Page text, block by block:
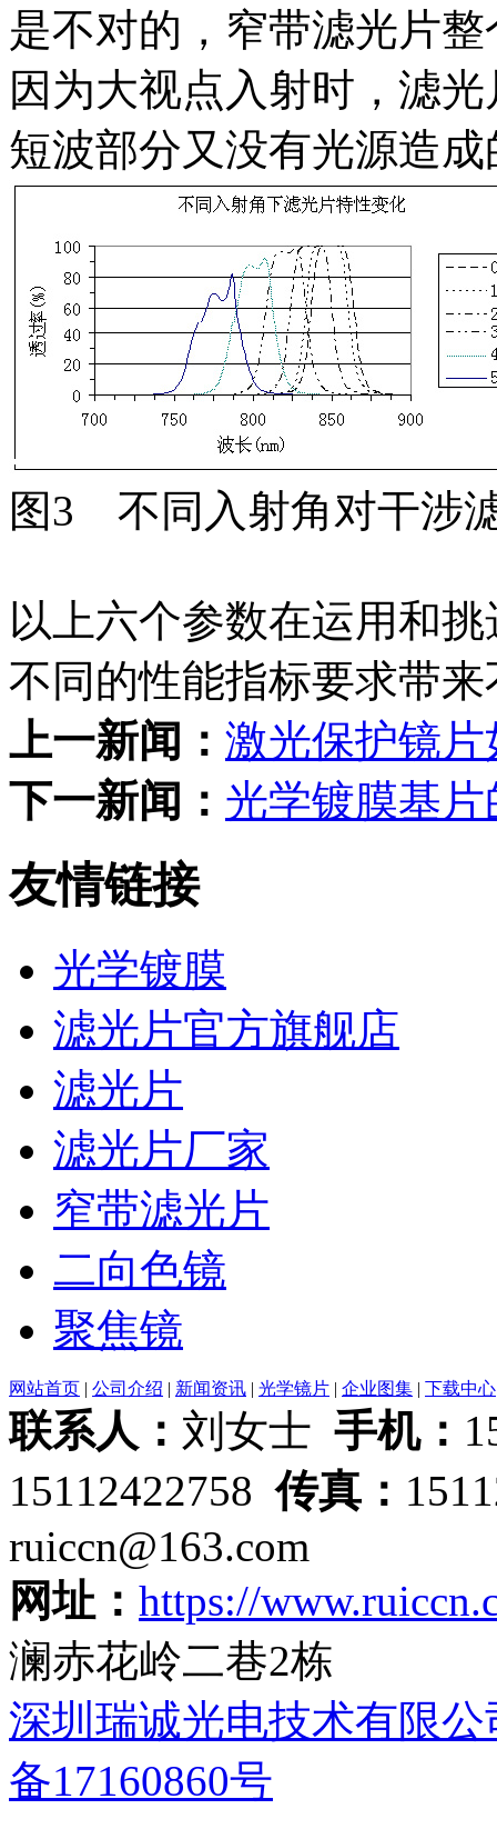
是不对的，窄带滤光片
因为大视点入射时，滤
短波部分又没有光源造
图3 不同入射角对干涉
以上六个参数在运用和
不同的性能指标要求带
上一新闻： 激光保护镜
下一新闻： 光学镀膜基
友情链接
光学镀膜
滤光片官方旗舰店
滤光片
滤光片厂家
窄带滤光片
二向色镜
聚焦镜
网站首页 | 公司介绍 | 新闻资讯 | 光学镜片 | 企业图集 | 下载中心
联系人： 刘女士 手机：
15112422758传真：
ruiccn@163.com
网址： https://
澜赤花岭二巷2栋
深圳瑞诚光电技术有限公
备17160860号